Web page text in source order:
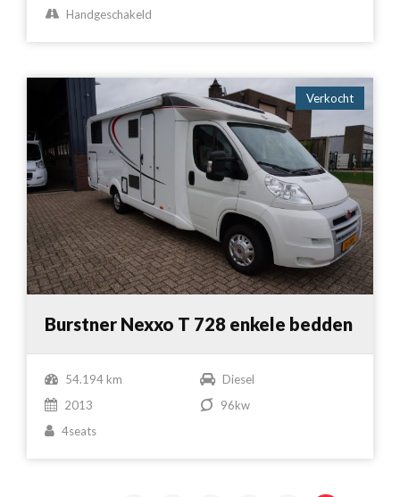
Handgeschakeld
Verkocht
Burstner Nexxo T 728 enkele bedden
54.194 km
Diesel
2013
96kw
4seats